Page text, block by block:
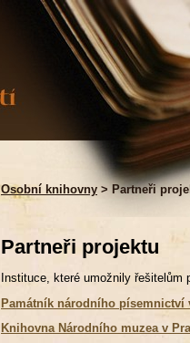
Osobní knihovny > Partneři
Partneři projektu
Instituce, které umožnily
Památník národního písemnictví
Knihovna Národního muzea v